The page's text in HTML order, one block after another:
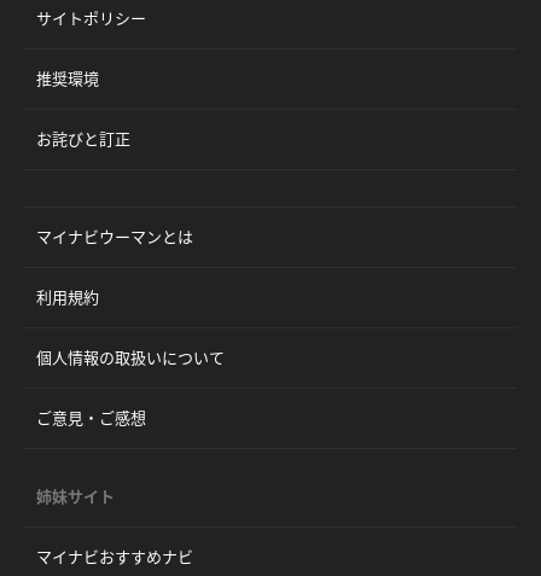
サイトポリシー
推奨環境
お詫びと訂正
マイナビウーマンとは
利用規約
個人情報の取扱いについて
ご意見・ご感想
姉妹サイト
マイナビおすすめナビ